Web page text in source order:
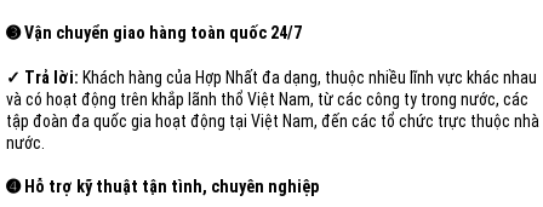
➌ Vận chuyển giao hàng toàn quốc 24/7
✓ Trả lời: Khách hàng của Hợp Nhất đa dạng, thuộc nhiều lĩnh vực khác nhau
và có hoạt động trên khắp lãnh thổ Việt Nam, từ các công ty trong nước, các
tập đoàn đa quốc gia hoạt động tại Việt Nam, đến các tổ chức trực thuộc nhà
nước.
➍ Hỗ trợ kỹ thuật tận tình, chuyên nghiệp